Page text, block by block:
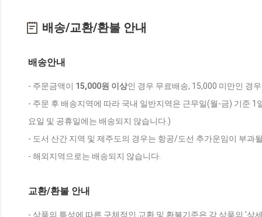
배송/교환/환불 안내
배송안내
- 주문금액이 15,000원 이상인 경우 무료배송, 15,000 미만인 경
- 주문 후 배송지역에 따라 국내 일반지역은 근무일(월-금) 기준
요일 및 공휴일에는 배송되지 않습니다.)
- 도서 산간 지역 및 제주도의 경우는 항공/도선 추가운임이 부과
- 해외지역으로는 배송되지 않습니다.
교환/환불 안내
- 상품의 특성에 따른 구체적인 교환 및 환불기준은 각 상품의 '상